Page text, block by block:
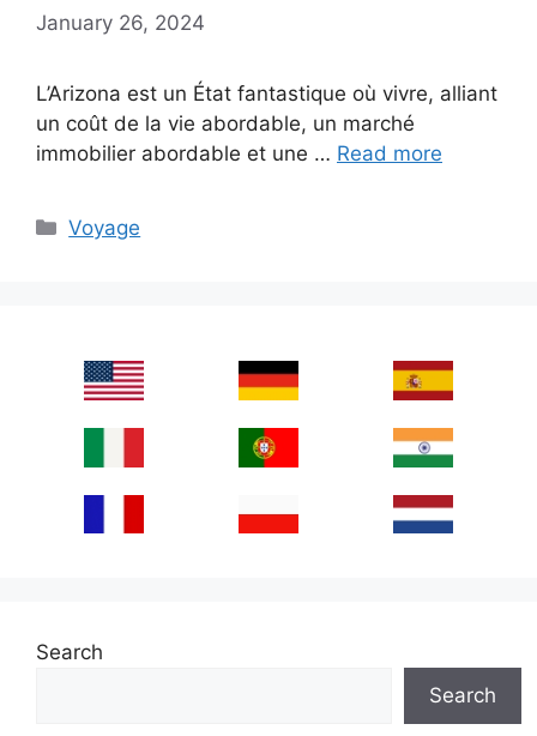
January 26, 2024
L’Arizona est un État fantastique où vivre, alliant
un coût de la vie abordable, un marché
immobilier abordable et une … Read more
Categories
Voyage
Search
Search